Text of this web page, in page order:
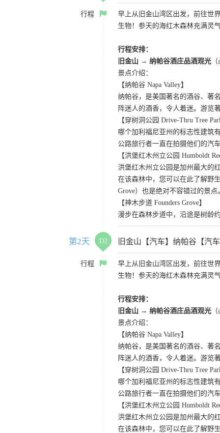
行程
早上从旧金山湾区出发，前往世
生物！参天的海红木森林充满灵
行程安排：
旧金山 → 纳帕谷酒庄品酒观光
景点介绍：
【纳帕谷 Napa Valley】
纳帕谷，是美国著名的酒谷、著
阵迷人的酒香，令人着迷。游览
【穿树洞公园 Drive-Thru Tree
哪个加利福尼亚州的标志性建筑
公路旅行者一直在拍摄他们的汽
【洪堡红木州立公园 Humboldt
洪堡红木州立公园是加州最大的
在该森林中，您可以在此了解野
Grove）也是绝对不容错过的景点
【神木步道 Founders Grove】
漫步在森林步道中，沿途是树龄
第2天 D2 旧金山【汽车】纳帕谷【汽
行程
早上从旧金山湾区出发，前往世
生物！参天的海红木森林充满灵
行程安排：
旧金山 → 纳帕谷酒庄品酒观光
景点介绍：
【纳帕谷 Napa Valley】
纳帕谷，是美国著名的酒谷、著
阵迷人的酒香，令人着迷。游览
【穿树洞公园 Drive-Thru Tree
哪个加利福尼亚州的标志性建筑
公路旅行者一直在拍摄他们的汽
【洪堡红木州立公园 Humboldt
洪堡红木州立公园是加州最大的
在该森林中，您可以在此了解野